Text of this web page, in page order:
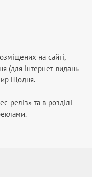
на сайті,
(для інтернет-видань
Щодня.
реліз» та в розділі